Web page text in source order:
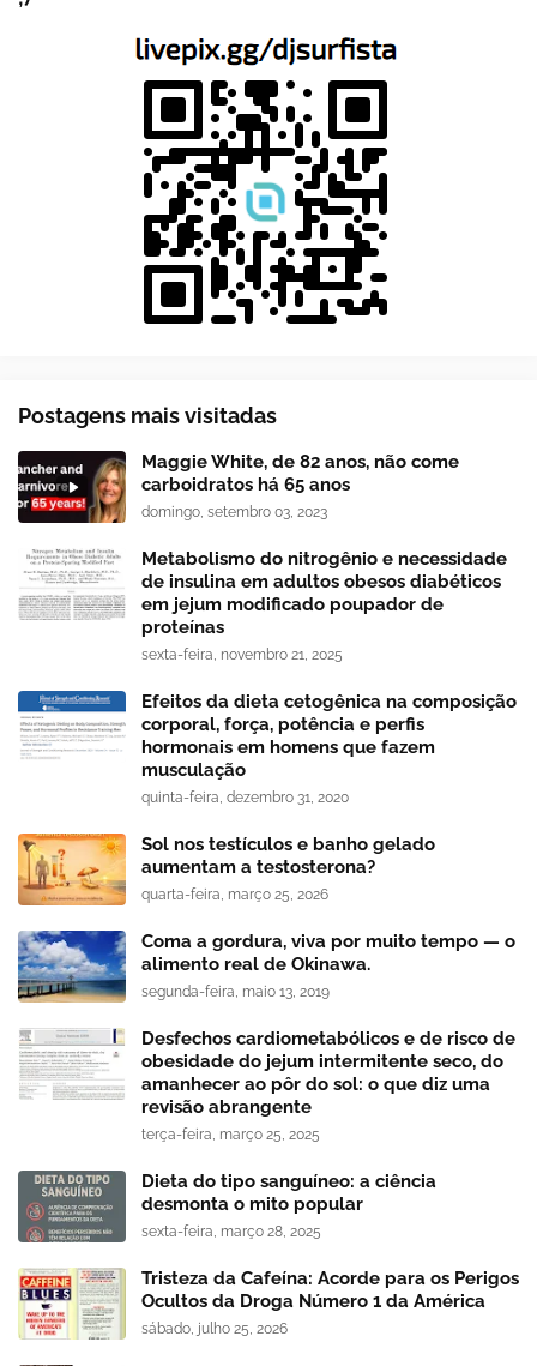
Postagens mais visitadas
Maggie White, de 82 anos, não come
carboidratos há 65 anos
domingo, setembro 03, 2023
Metabolismo do nitrogênio e necessidade
de insulina em adultos obesos diabéticos
em jejum modificado poupador de
proteínas
sexta-feira, novembro 21, 2025
Efeitos da dieta cetogênica na composição
corporal, força, potência e perfis
hormonais em homens que fazem
musculação
quinta-feira, dezembro 31, 2020
Sol nos testículos e banho gelado
aumentam a testosterona?
quarta-feira, março 25, 2026
Coma a gordura, viva por muito tempo — o
alimento real de Okinawa.
segunda-feira, maio 13, 2019
Desfechos cardiometabólicos e de risco de
obesidade do jejum intermitente seco, do
amanhecer ao pôr do sol: o que diz uma
revisão abrangente
terça-feira, março 25, 2025
Dieta do tipo sanguíneo: a ciência
desmonta o mito popular
sexta-feira, março 28, 2025
Tristeza da Cafeína: Acorde para os Perigos
Ocultos da Droga Número 1 da América
sábado, julho 25, 2026